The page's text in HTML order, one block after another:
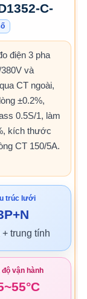
C-
điện 3 pha
và
CT ngoài,
±0.2%,
0.5S/1, làm
kích thước
CT 150/5A.
trúc lưới
trung tính
độ vận hành